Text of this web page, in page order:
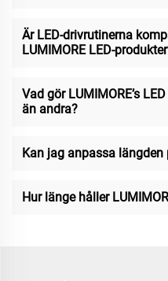
Är LED-drivrutinerna
LUMIMORE LED-
Vad gör LUMIMORE’s
än andra?
Kan jag anpassa längden
Hur länge håller